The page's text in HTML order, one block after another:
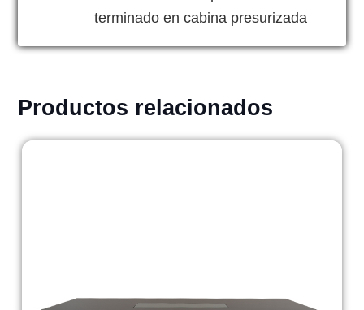
terminado en cabina presurizada
Productos relacionados